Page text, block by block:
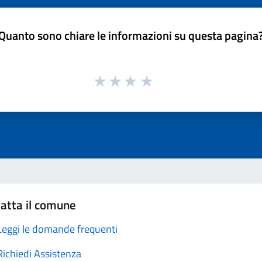
sono chiare le informazioni su questa
il comune
le domande frequenti
Assistenza